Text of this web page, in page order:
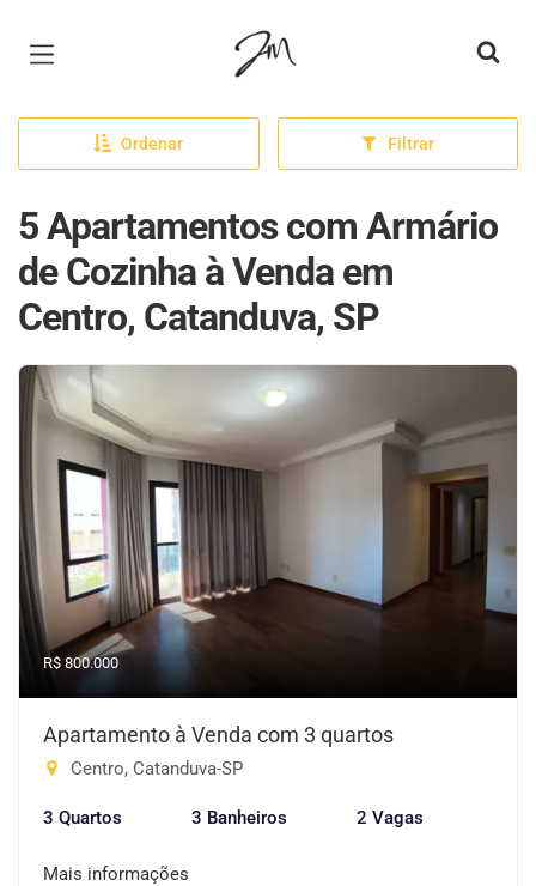
Página inicial
Ordenar Filtrar
5 Apartamentos com Armário
de Cozinha à Venda em
Centro, Catanduva, SP
R$ 800.000
Apartamento à Venda com 3 quartos
Centro, Catanduva-SP
3 Quartos 3 Banheiros 2 Vagas
Mais informações